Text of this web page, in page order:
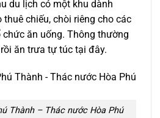
du lịch có một khu dành
thuê chiếu, chòi riêng cho các
ăn uống. Thông thường
ăn trưa tự túc tại đây.
Thành – Thác nước Hòa Phú